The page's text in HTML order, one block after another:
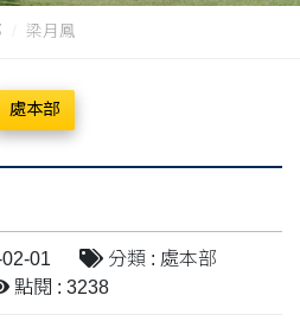
梁月鳳
處本部
01
分類 : 處本部
點閱 : 3238